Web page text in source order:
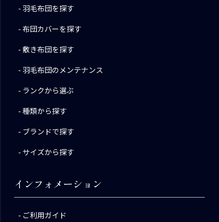
羽毛布団を探す
布団カバーを探す
敷き布団を探す
羽毛布団のメンテナンス
ランクから選ぶ
種類から探す
ブランドで探す
サイズから探す
インフォメーション
ご利用ガイド